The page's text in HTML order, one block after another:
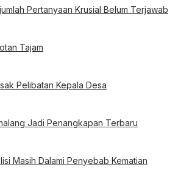
Pertanyaan Krusial Belum Terjawab
Tajam
Pelibatan Kepala Desa
Jadi Penangkapan Terbaru
Masih Dalami Penyebab Kematian